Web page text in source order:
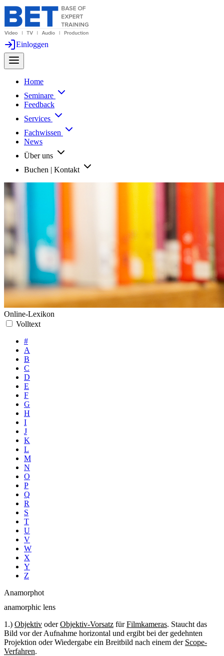
Einloggen
Home
Seminare
Feedback
Services
Fachwissen
News
Über uns
Buchen | Kontakt
Online-Lexikon
Volltext
#
A
B
C
D
E
F
G
H
I
J
K
L
M
N
O
P
Q
R
S
T
U
V
W
X
Y
Z
Anamorphot
anamorphic lens
1.) Objektiv oderObjektiv-Vorsatz fürFilmkameras. Staucht das
Bild vor der Aufnahme horizontal und ergibt bei der gedehnten
Projektion oder Wiedergabe ein Breitbild nach einem der Scope-
Verfahren.